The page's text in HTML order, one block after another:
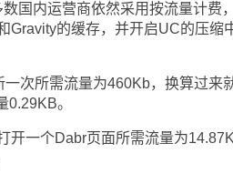
内运营商依然采用按流量计费
Gravity的缓存，并开启UC的压缩
所需流量为460Kb，换算过来
0.29KB。
一个Dabr页面所需流量为